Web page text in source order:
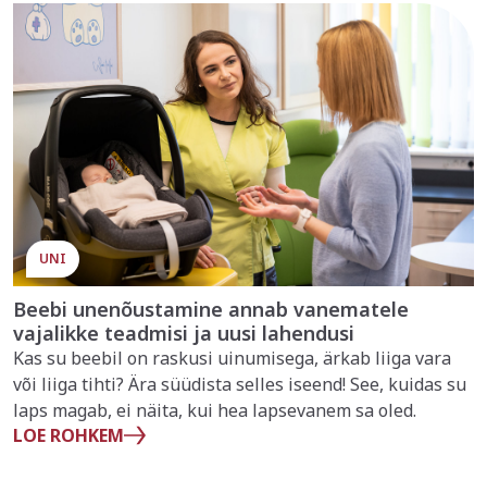
UNI
Beebi unenõustamine annab vanematele
vajalikke teadmisi ja uusi lahendusi
Kas su beebil on raskusi uinumisega, ärkab liiga vara
või liiga tihti? Ära süüdista selles iseend! See, kuidas su
laps magab, ei näita, kui hea lapsevanem sa oled.
LOE ROHKEM